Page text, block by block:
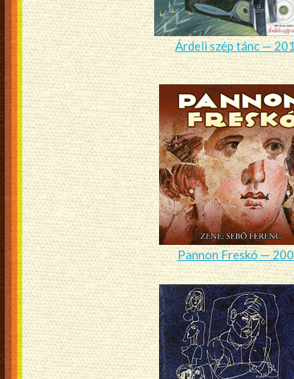
Árdeli szép tánc —
Pannon Freskó —